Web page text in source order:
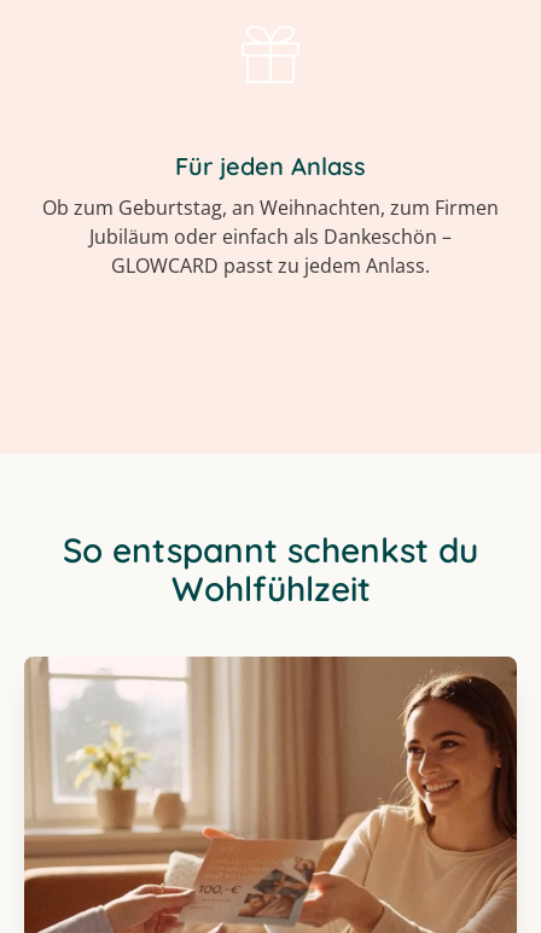
Für jeden Anlass
Ob zum Geburtstag, an Weihnachten, zum Firmen
Jubiläum oder einfach als Dankeschön –
GLOWCARD passt zu jedem Anlass.
So entspannt schenkst du
Wohlfühlzeit